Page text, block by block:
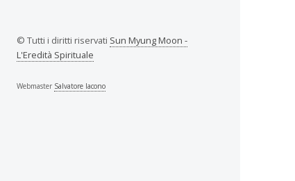
© Tutti i diritti riservati Sun Myung Moon -
L'Eredità Spirituale
Webmaster Salvatore Iacono